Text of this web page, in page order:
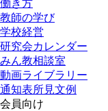
働き方
教師の学び
学校経営
研究会カレンダー
みん教相談室
動画ライブラリー
通知表所見文例
会員向け